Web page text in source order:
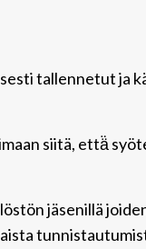
tallennetut ja
siitä, että̈
jäsenillä